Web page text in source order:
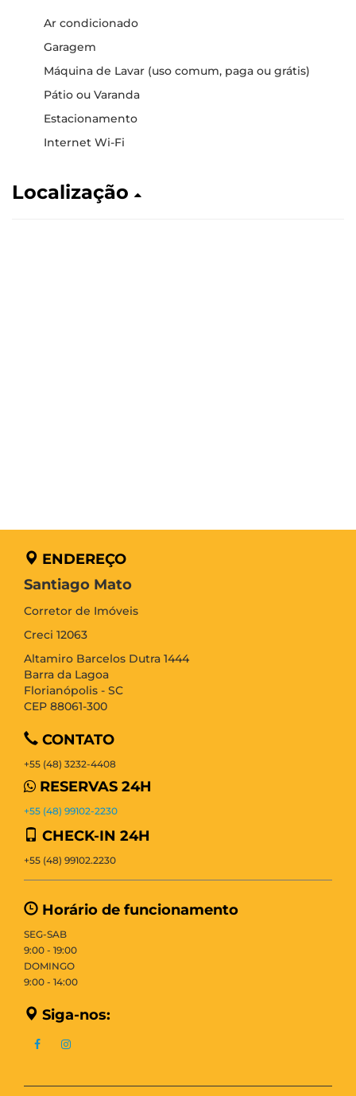
Ar condicionado
Garagem
Máquina de Lavar (uso comum, paga ou grátis)
Pátio ou Varanda
Estacionamento
Internet Wi-Fi
Localização
ENDEREÇO
Santiago Mato
Corretor de Imóveis
Creci 12063
Altamiro Barcelos Dutra 1444
Barra da Lagoa
Florianópolis - SC
CEP 88061-300
CONTATO
+55 (48) 3232-4408
RESERVAS 24H
+55 (48) 99102-2230
CHECK-IN 24H
+55 (48) 99102.2230
Horário de funcionamento
SEG-SAB
9:00 - 19:00
DOMINGO
9:00 - 14:00
Siga-nos: